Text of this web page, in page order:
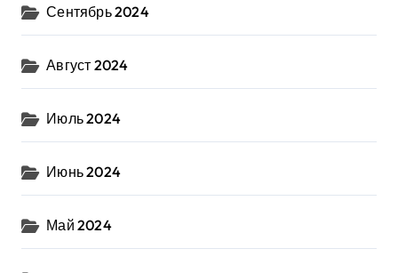
Сентябрь 2024
Август 2024
Июль 2024
Июнь 2024
Май 2024